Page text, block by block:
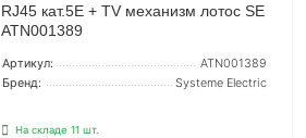
RJ45 кат.5E + TV механизм лотос SE
ATN001389
Артикул:
ATN001389
Бренд:
Systeme Electric
На складе 11 шт.